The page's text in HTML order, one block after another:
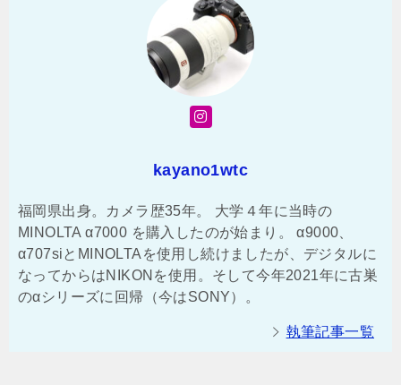
kayano1wtc
福岡県出身。カメラ歴35年。 大学４年に当時の
MINOLTA α7000 を購入したのが始まり。 α9000、
α707siとMINOLTAを使用し続けましたが、デジタルに
なってからはNIKONを使用。そして今年2021年に古巣
のαシリーズに回帰（今はSONY）。
執筆記事一覧